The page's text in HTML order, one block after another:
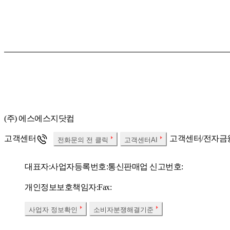
(주) 에스에스지닷컴
고객센터 전화문의 전 클릭 고객센터AI 고객센터/전자금
대표자:사업자등록번호:통신판매업 신고번호:
개인정보보호책임자:Fax:
사업자 정보확인 소비자분쟁해결기준